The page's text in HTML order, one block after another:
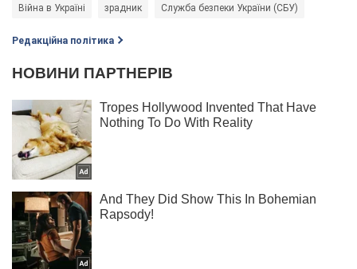
Війна в Україні зрадник Служба безпеки України (СБУ)
Редакційна політика